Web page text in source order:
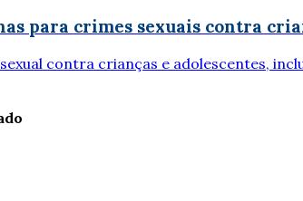
para crimes sexuais contra
contra crianças e adolescentes,